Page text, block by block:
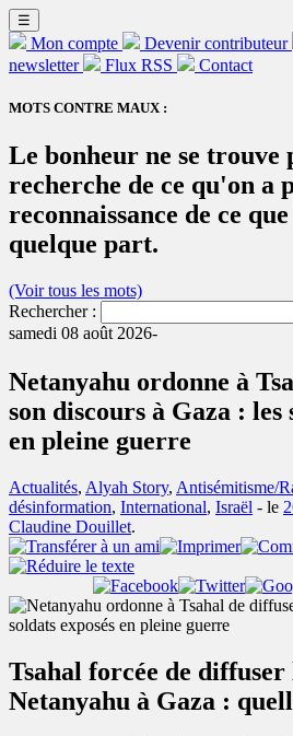
☰
Mon compte Devenir contributeur
newsletter
Flux RSS Contact
MOTS CONTRE MAUX :
Le bonheur ne se trouve
recherche de ce qu'on a
reconnaissance de ce
quelque part.
(Voir tous les mots)
Rechercher :
samedi 08 août 2026-
Netanyahu ordonne à
son discours à Gaza : les
en pleine guerre
Actualités, Alyah Story, Antisémitisme/
désinformation, International, Israël - le
Claudine Douillet.
Tsahal forcée de diffuser
Netanyahu à Gaza :